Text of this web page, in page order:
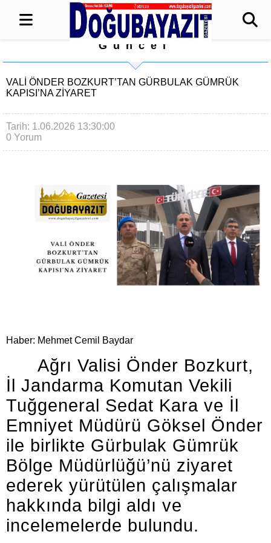
Güncel
VALİ ÖNDER BOZKURT’TAN GÜRBULAK GÜMRÜK
KAPISI’NA ZİYARET
Tarih: 1.06.2026 13:30:00
0 Yorum
Haber: Mehmet Cemil Baydar
Ağrı Valisi Önder Bozkurt,
İl Jandarma Komutan Vekili
Tuğgeneral Sedat Kara ve İl
Emniyet Müdürü Göksel Önder
ile birlikte Gürbulak Gümrük
Bölge Müdürlüğü’nü ziyaret
ederek yürütülen çalışmalar
hakkında bilgi aldı ve
incelemelerde bulundu.